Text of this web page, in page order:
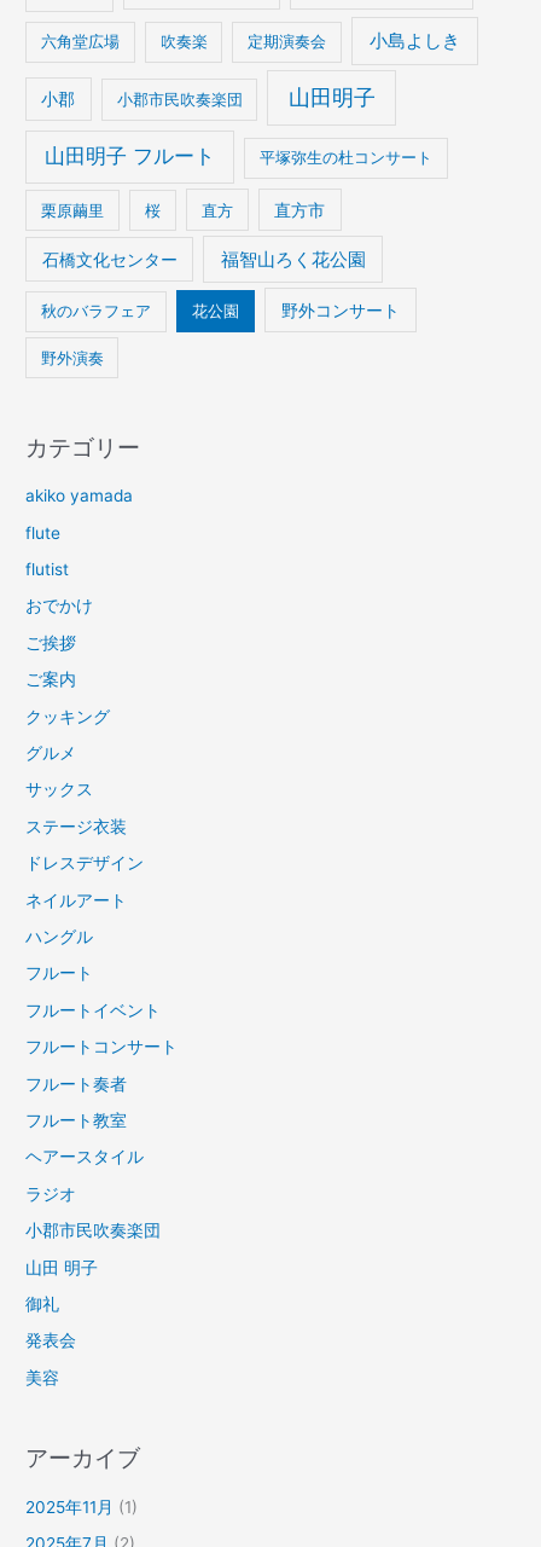
六角堂広場 吹奏楽 定期演奏会 小島よしき
小郡 小郡市民吹奏楽団 山田明子
山田明子 フルート 平塚弥生の杜コンサート
栗原繭里 桜 直方 直方市
石橋文化センター 福智山ろく花公園
秋のバラフェア 花公園 野外コンサート
野外演奏
カテゴリー
akiko yamada
flute
flutist
おでかけ
ご挨拶
ご案内
クッキング
グルメ
サックス
ステージ衣装
ドレスデザイン
ネイルアート
ハングル
フルート
フルートイベント
フルートコンサート
フルート奏者
フルート教室
ヘアースタイル
ラジオ
小郡市民吹奏楽団
山田 明子
御礼
発表会
美容
アーカイブ
2025年11月 (1)